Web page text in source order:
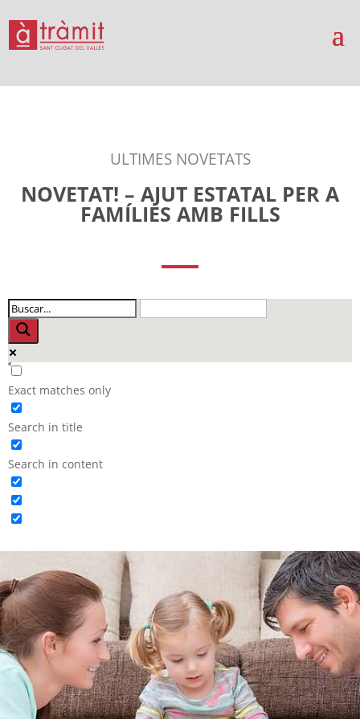
ULTIMES NOVETATS
NOVETAT! – AJUT ESTATAL PER A
FAMÍLIES AMB FILLS
Exact matches only
Search in title
Search in content